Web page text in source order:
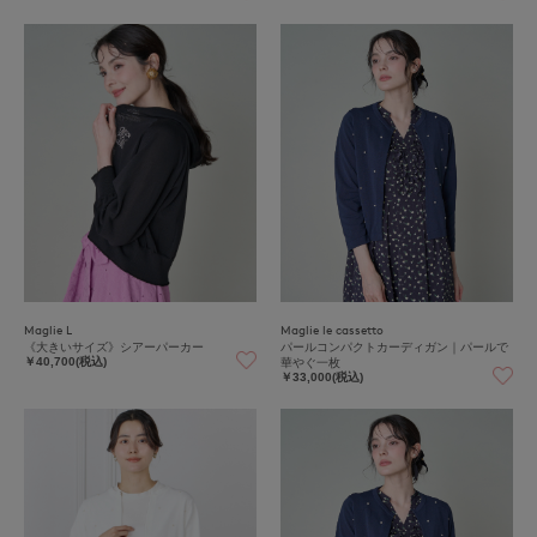
Maglie L
《大きいサイズ》シアーパーカー
￥40,700(税込)
Maglie le cassetto
パールコンパクトカーディガン｜パールで
華やぐ一枚
￥33,000(税込)